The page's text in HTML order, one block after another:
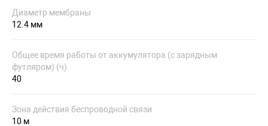
Диаметр мембраны
12.4 мм
Общее время работы от аккумулятора (с зарядным
футляром) (ч)
40
Зона действия беспроводной связи
10 м